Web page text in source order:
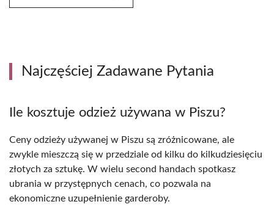
Najczęściej Zadawane Pytania
Ile kosztuje odzież używana w Piszu?
Ceny odzieży używanej w Piszu są zróżnicowane, ale
zwykle mieszczą się w przedziale od kilku do kilkudziesięciu
złotych za sztukę. W wielu second handach spotkasz
ubrania w przystępnych cenach, co pozwala na
ekonomiczne uzupełnienie garderoby.